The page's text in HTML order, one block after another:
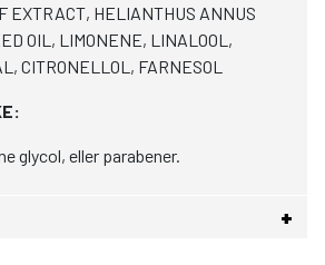
EXTRACT, HELIANTHUS ANNUS
OIL, LIMONENE, LINALOOL,
CITRONELLOL, FARNESOL
glycol, eller parabener.